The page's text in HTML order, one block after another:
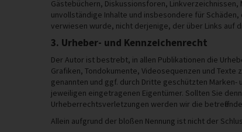
Gästebüchern, Diskussionsforen,
unvollständige Inhalte und insbesondere für
verwiesen wurde, nicht derjenige, der über Links auf
3. Urheber- und Kennzeichenrecht
Der Autor ist bestrebt, in allen Publikationen die
Grafiken, Tondokumente, Videosequenzen und
genannten und ggf. durch Dritte geschützten
jeweiligen eingetragenen Eigentümer. Sollten Sie
Urheberrechtsverletzungen werden wir die
Allein aufgrund der bloßen Nennung ist nicht der